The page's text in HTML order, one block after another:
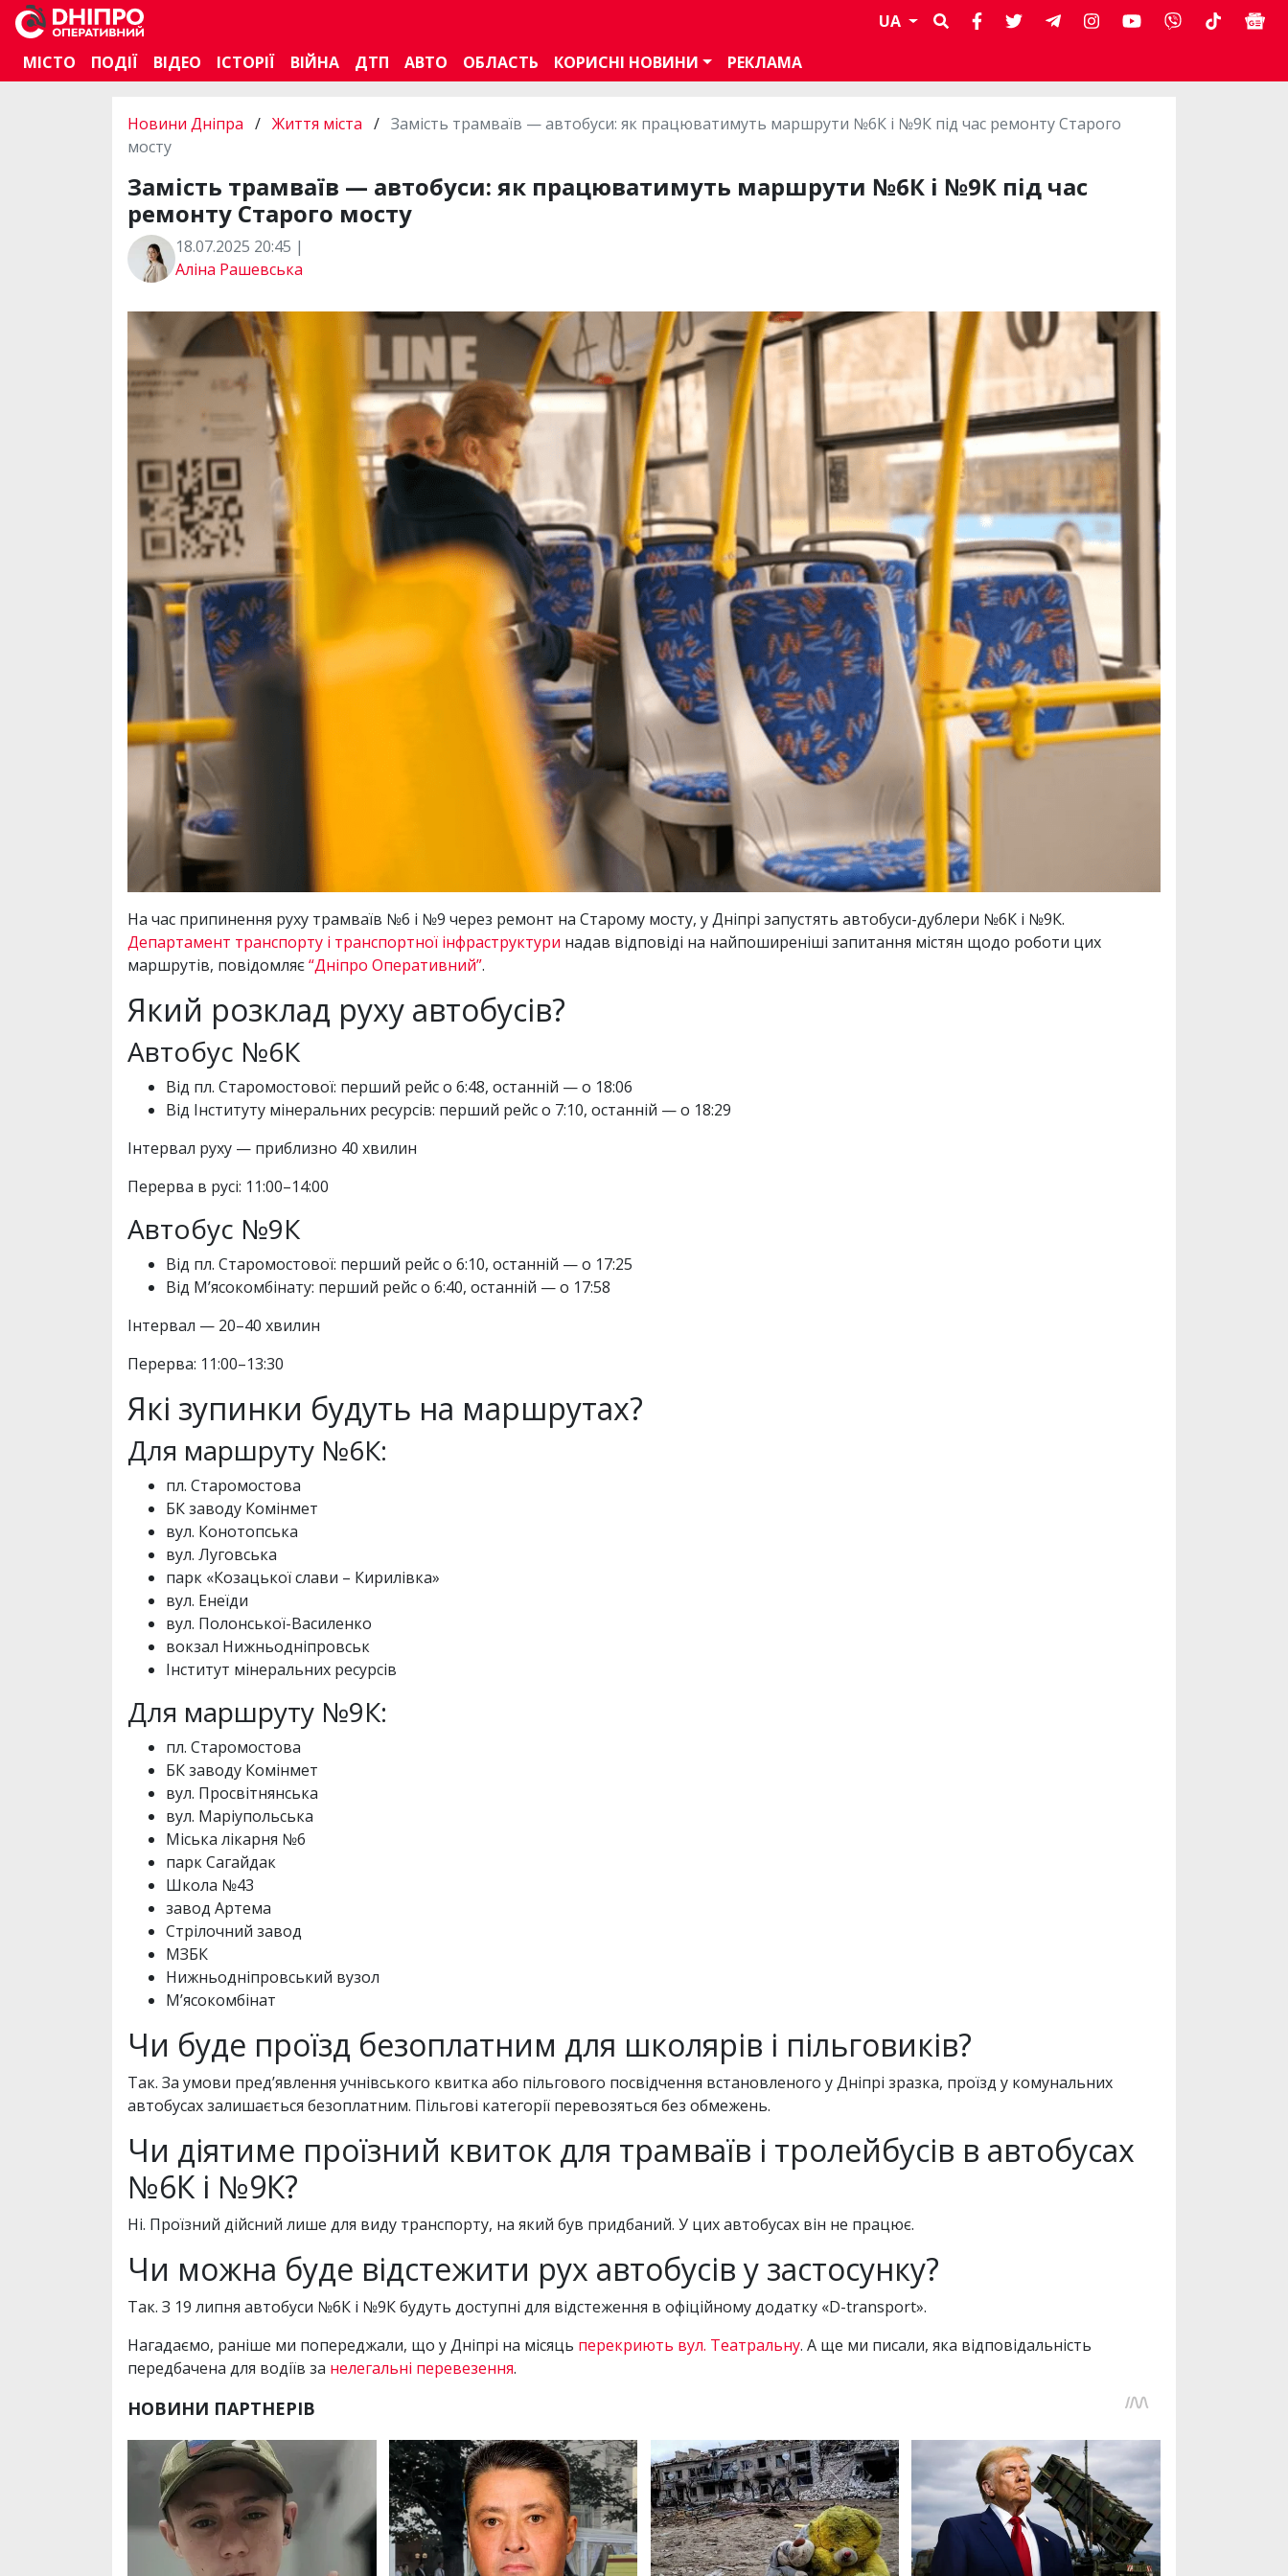
UA
МІСТО
ПОДІЇ ВІДЕО ІСТОРІЇ ВІЙНА ДТП АВТО ОБЛАСТЬ КОРИСНІ НОВИНИ РЕКЛАМА
Новини Дніпра / Життя міста / Замість трамваїв — автобуси: як працюватимуть маршрути №6К і №9К під час ремонту Старого
мосту
Замість трамваїв — автобуси: як працюватимуть маршрути №6К і №9К під час
ремонту Старого мосту
18.07.2025 20:45 |
Аліна Рашевська
На час припинення руху трамваїв №6 і №9 через ремонт на Старому мосту, у Дніпрі запустять автобуси-дублери №6К і №9К.
Департамент транспорту і транспортної інфраструктури надав відповіді на найпоширеніші запитання містян щодо роботи цих
маршрутів, повідомляє“Дніпро Оперативний”.
Який розклад руху автобусів?
Автобус №6К
Від пл. Старомостової: перший рейс о 6:48, останній — о 18:06
Від Інституту мінеральних ресурсів: перший рейс о 7:10, останній — о 18:29
Інтервал руху — приблизно 40 хвилин
Перерва в русі: 11:00–14:00
Автобус №9К
Від пл. Старомостової: перший рейс о 6:10, останній — о 17:25
Від М’ясокомбінату: перший рейс о 6:40, останній — о 17:58
Інтервал — 20–40 хвилин
Перерва: 11:00–13:30
Які зупинки будуть на маршрутах?
Для маршруту №6К:
пл. Старомостова
БК заводу Комінмет
вул. Конотопська
вул. Луговська
парк «Козацької слави – Кирилівка»
вул. Енеїди
вул. Полонської-Василенко
вокзал Нижньодніпровськ
Інститут мінеральних ресурсів
Для маршруту №9К:
пл. Старомостова
БК заводу Комінмет
вул. Просвітнянська
вул. Маріупольська
Міська лікарня №6
парк Сагайдак
Школа №43
завод Артема
Стрілочний завод
МЗБК
Нижньодніпровський вузол
М’ясокомбінат
Чи буде проїзд безоплатним для школярів і пільговиків?
Так. За умови пред’явлення учнівського квитка або пільгового посвідчення встановленого у Дніпрі зразка, проїзд у комунальних
автобусах залишається безоплатним. Пільгові категорії перевозяться без обмежень.
Чи діятиме проїзний квиток для трамваїв і тролейбусів в автобусах
№6К і №9К?
Ні. Проїзний дійсний лише для виду транспорту, на який був придбаний. У цих автобусах він не працює.
Чи можна буде відстежити рух автобусів у застосунку?
Так. З 19 липня автобуси №6К і №9К будуть доступні для відстеження в офіційному додатку «D-transport».
Нагадаємо, раніше ми попереджали, що у Дніпрі на місяць перекриють вул. Театральну. А ще ми писали, яка відповідальність
передбачена для водіїв за нелегальні перевезення.